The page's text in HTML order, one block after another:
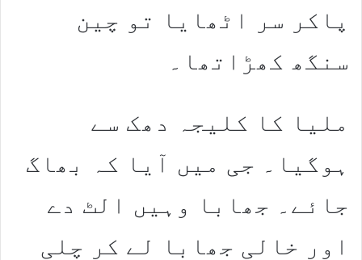
پاکر سر اٹھایا تو چین
سنگھ کھڑاتھا۔
ملیا کا کلیجہ دھک سے
ہوگیا۔ جی میں آیا کہ بھاگ
جائے۔ جھابا وہیں الٹ دے
اور خالی جھابا لے کر چلی